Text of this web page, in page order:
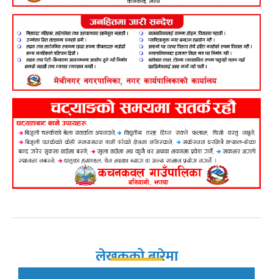
लेखकको बारेमा